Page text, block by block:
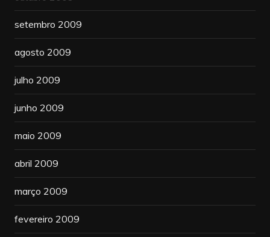
setembro 2009
agosto 2009
julho 2009
junho 2009
maio 2009
abril 2009
março 2009
fevereiro 2009